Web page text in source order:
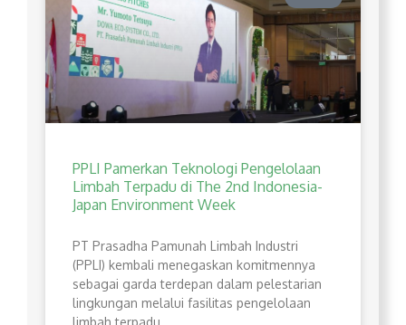
PPLI Pamerkan Teknologi Pengelolaan
Limbah Terpadu di The 2nd Indonesia-
Japan Environment Week
PT Prasadha Pamunah Limbah Industri
(PPLI) kembali menegaskan komitmennya
sebagai garda terdepan dalam pelestarian
lingkungan melalui fasilitas pengelolaan